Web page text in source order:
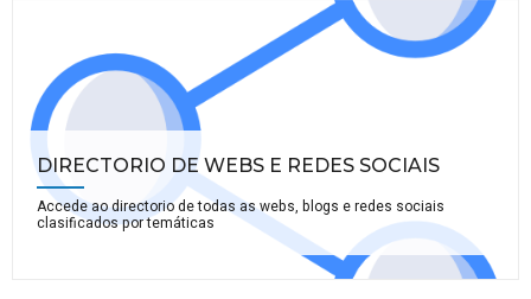
DIRECTORIO DE WEBS E REDES SOCIAIS
Accede ao directorio de todas as webs, blogs e redes sociais
clasificados por temáticas